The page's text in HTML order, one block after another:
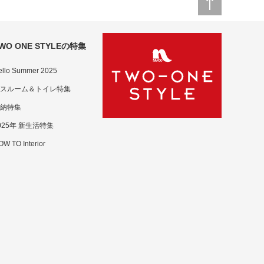
ONE STYLEの特集
Summer 2025
ルーム＆トイレ特集
特集
年 新生活特集
TO Interior